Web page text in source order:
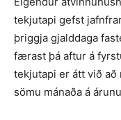
tekjutapi gefst
þriggja gjalddaga
færast þá aftur á
tekjutapi er átt við
sömu mánaða á